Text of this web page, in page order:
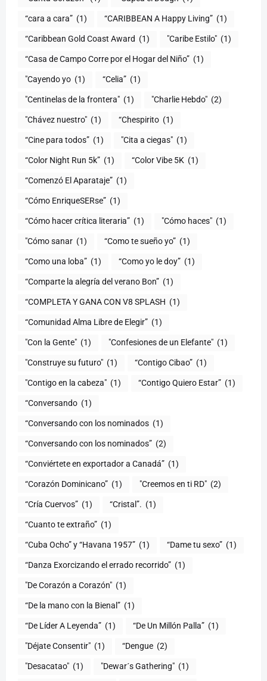
“cara a cara” (1) “CARIBBEAN A Happy Living” (1)
(1) "Caribe Estilo" (1)
“Casa de Campo Corre por el Hogar del Niño” (1)
"Cayendo yo (1) (1)
"Centinelas de la frontera" (1) "Charlie Hebdo" (2)
"Chávez nuestro" (1) “Chespirito (1)
“Cine para todos” (1) "Cita a ciegas" (1)
“Color Night Run 5k” (1) “Color Vibe 5K (1)
“Comenzó El Aparataje” (1)
“Cómo EnriqueSERse” (1)
(1) "Cómo haces" (1)
"Cómo sanar (1) “Como te sueño yo” (1)
“Como una loba” (1) “Como yo le doy” (1)
“Comparte la alegría del verano Bon” (1)
“COMPLETA Y GANA CON V8 SPLASH (1)
“Comunidad Alma Libre de Elegir” (1)
"Con la Gente" (1) "Confesiones de un Elefante" (1)
"Construye su futuro" (1) “Contigo Cibao” (1)
"Contigo en la cabeza" (1) “Contigo Quiero Estar” (1)
“Conversando (1)
“Conversando con los nominados (1)
“Conversando con los nominados” (2)
“Conviértete en exportador a Canadá” (1)
“Corazón Dominicano” (1) "Creemos en ti RD" (2)
“Cría Cuervos” (1) “Cristal”. (1)
“Cuanto te extraño” (1)
“Cuba Ocho” y “Havana 1957” (1) “Dame tu sexo” (1)
“Danza Exorcizando el errado recorrido” (1)
"De Corazón a Corazón" (1)
(1)
“De Líder A Leyenda” (1) “De Un Millón Palla” (1)
"Déjate Consentir" (1) “Dengue (2)
"Desacatao" (1) "Dewar´s Gathering" (1)